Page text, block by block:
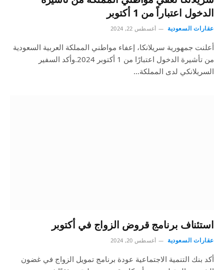
الدخول اعتباراً من 1 أكتوبر
عقارات السعودية أغسطس 22, 2024
أعلنت جمهورية سريلانكا، إعفاء مواطني المملكة العربية السعودية
من تأشيرة الدخول اعتبارًا من 1 أكتوبر 2024.وأكد السفير
السريلانكي لدى المملكة…
استئناف برنامج قروض الزواج في أكتوبر
عقارات السعودية أغسطس 20, 2024
أكد بنك التنمية الاجتماعية عودة برنامج تمويل الزواج في غضون